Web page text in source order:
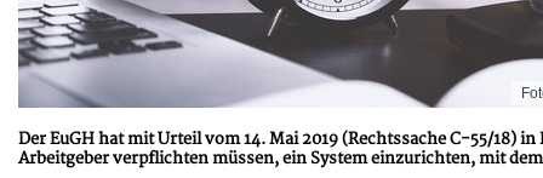
Der EuGH hat mit Urteil vom 14. Mai 2019 (Rechtssache C-55/18)
Arbeitgeber verpflichten müssen, ein System einzurichten, mit